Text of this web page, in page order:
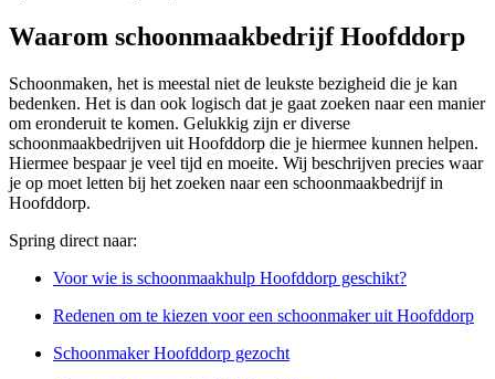
Waarom schoonmaakbedrijf Hoofddorp
Schoonmaken, het is meestal niet de leukste bezigheid die je kan
bedenken. Het is dan ook logisch dat je gaat zoeken naar een manier
om eronderuit te komen. Gelukkig zijn er diverse
schoonmaakbedrijven uit Hoofddorp die je hiermee kunnen helpen.
Hiermee bespaar je veel tijd en moeite. Wij beschrijven precies waar
je op moet letten bij het zoeken naar een schoonmaakbedrijf in
Hoofddorp.
Spring direct naar:
Voor wie is schoonmaakhulp Hoofddorp geschikt?
Redenen om te kiezen voor een schoonmaker uit Hoofddorp
Schoonmaker Hoofddorp gezocht